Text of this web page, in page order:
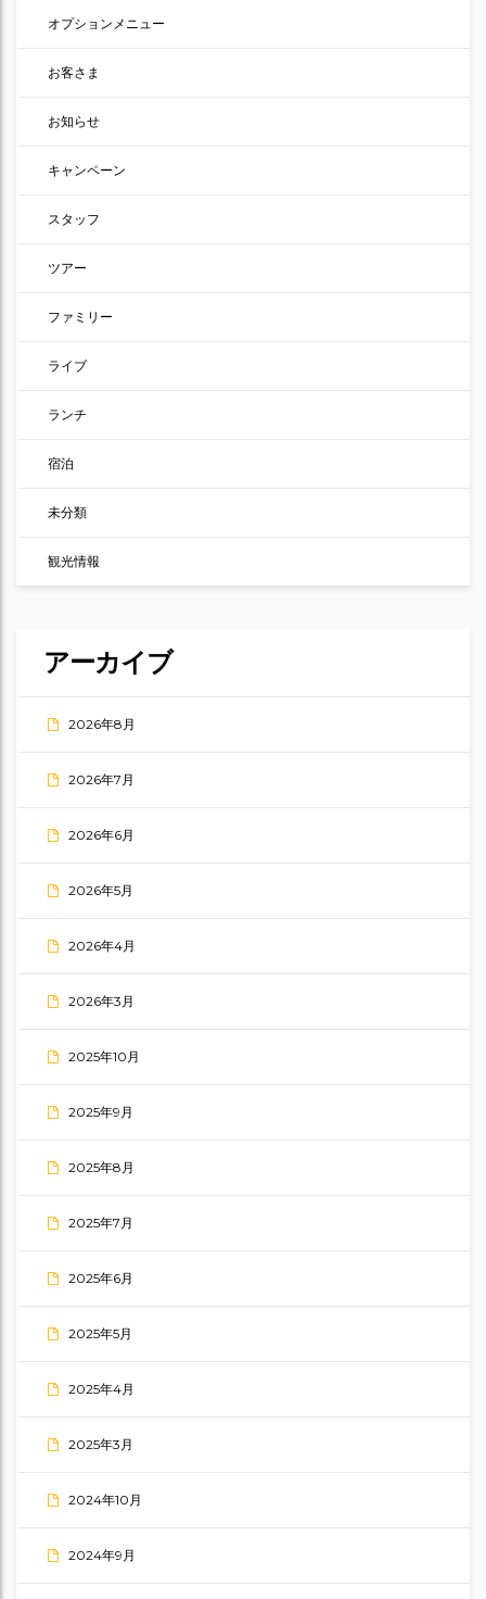
オプションメニュー
お客さま
お知らせ
キャンペーン
スタッフ
ツアー
ファミリー
ライブ
ランチ
宿泊
未分類
観光情報
アーカイブ
2026年8月
2026年7月
2026年6月
2026年5月
2026年4月
2026年3月
2025年10月
2025年9月
2025年8月
2025年7月
2025年6月
2025年5月
2025年4月
2025年3月
2024年10月
2024年9月